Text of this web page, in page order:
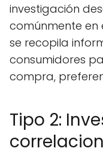
investigación
comúnmente en
se recopila
consumidores
compra,
Tipo 2: